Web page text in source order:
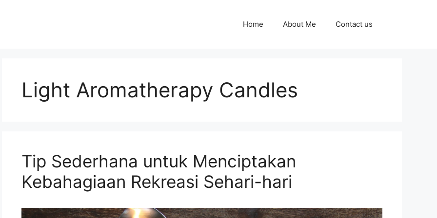
Home About Me Contact us
Light Aromatherapy Candles
Tip Sederhana untuk Menciptakan
Kebahagiaan Rekreasi Sehari-hari